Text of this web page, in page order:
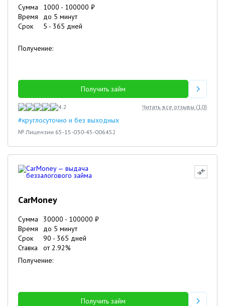
Сумма 1000 - 100000 ₽
Время
до 5 минут
Срок
5 - 365 дней
Получение:
Получить займ
4.2 Читать все отзывы (10)
#круглосуточно и без выходных
№ Лицензии 65-15-030-45-006452
CarMoney
Сумма 30000 - 100000 ₽
Время
до 5 минут
Срок
90 - 365 дней
Ставка
от2.92%
Получение:
Получить займ